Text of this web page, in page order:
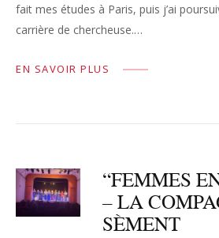
fait mes études à Paris, puis j’ai
carrière de chercheuse.…
EN SAVOIR PLUS
“FEMMES
– LA
SÈMENT